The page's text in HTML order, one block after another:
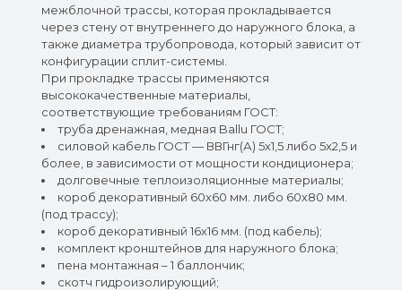
межблочной трассы, которая прокладывается
через стену от внутреннего до наружного блока, а
также диаметра трубопровода, который зависит от
конфигурации сплит-системы.
При прокладке трассы применяются
высококачественные материалы,
соответствующие требованиям ГОСТ:
труба дренажная, медная Ballu ГОСТ;
силовой кабель ГОСТ — ВВГнг(А) 5х1,5 либо 5х2,5 и
более, в зависимости от мощности кондиционера;
долговечные теплоизоляционные материалы;
короб декоративный 60х60 мм. либо 60х80 мм.
(под трассу);
короб декоративный 16х16 мм. (под кабель);
комплект кронштейнов для наружного блока;
пена монтажная – 1 баллончик;
скотч гидроизолирующий;